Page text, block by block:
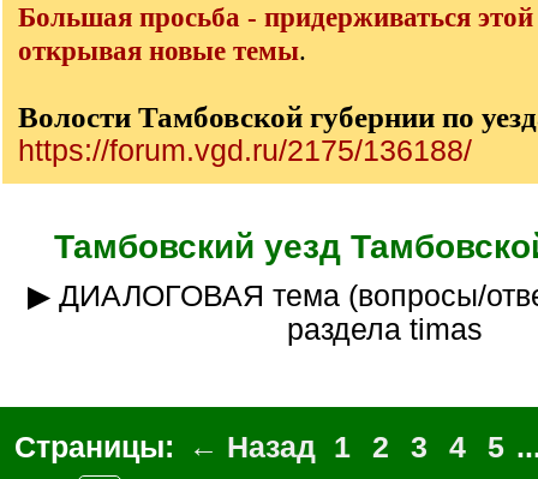
Большая просьба - придерживаться
открывая новые темы.
Волости Тамбовской губернии по
https://forum.vgd.ru/2175/136188/
Тамбовский уезд
▶ ДИАЛОГОВАЯ тема (вопросы/ответы)__ куратор
раздела timas
Страницы: ← Назад 1 2 3 4 5